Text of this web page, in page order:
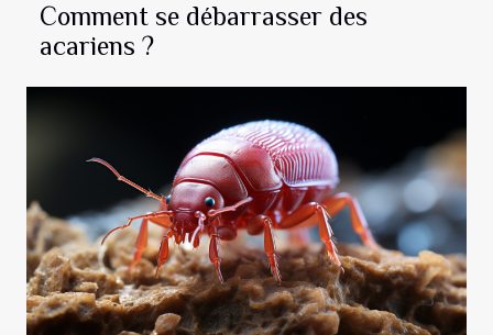
Comment se débarrasser des
acariens ?